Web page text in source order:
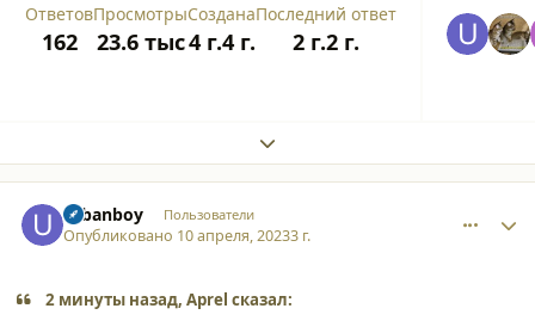
Ответов
162
Просмотры
23.6 тыс
Создана
4 г.4 г.
Последний ответ
2 г.2 г.
Expand topic overview
urbanboy Пользователи
Опубликовано 10 апреля, 20233 г.
2 минуты назад, Aprel сказал: